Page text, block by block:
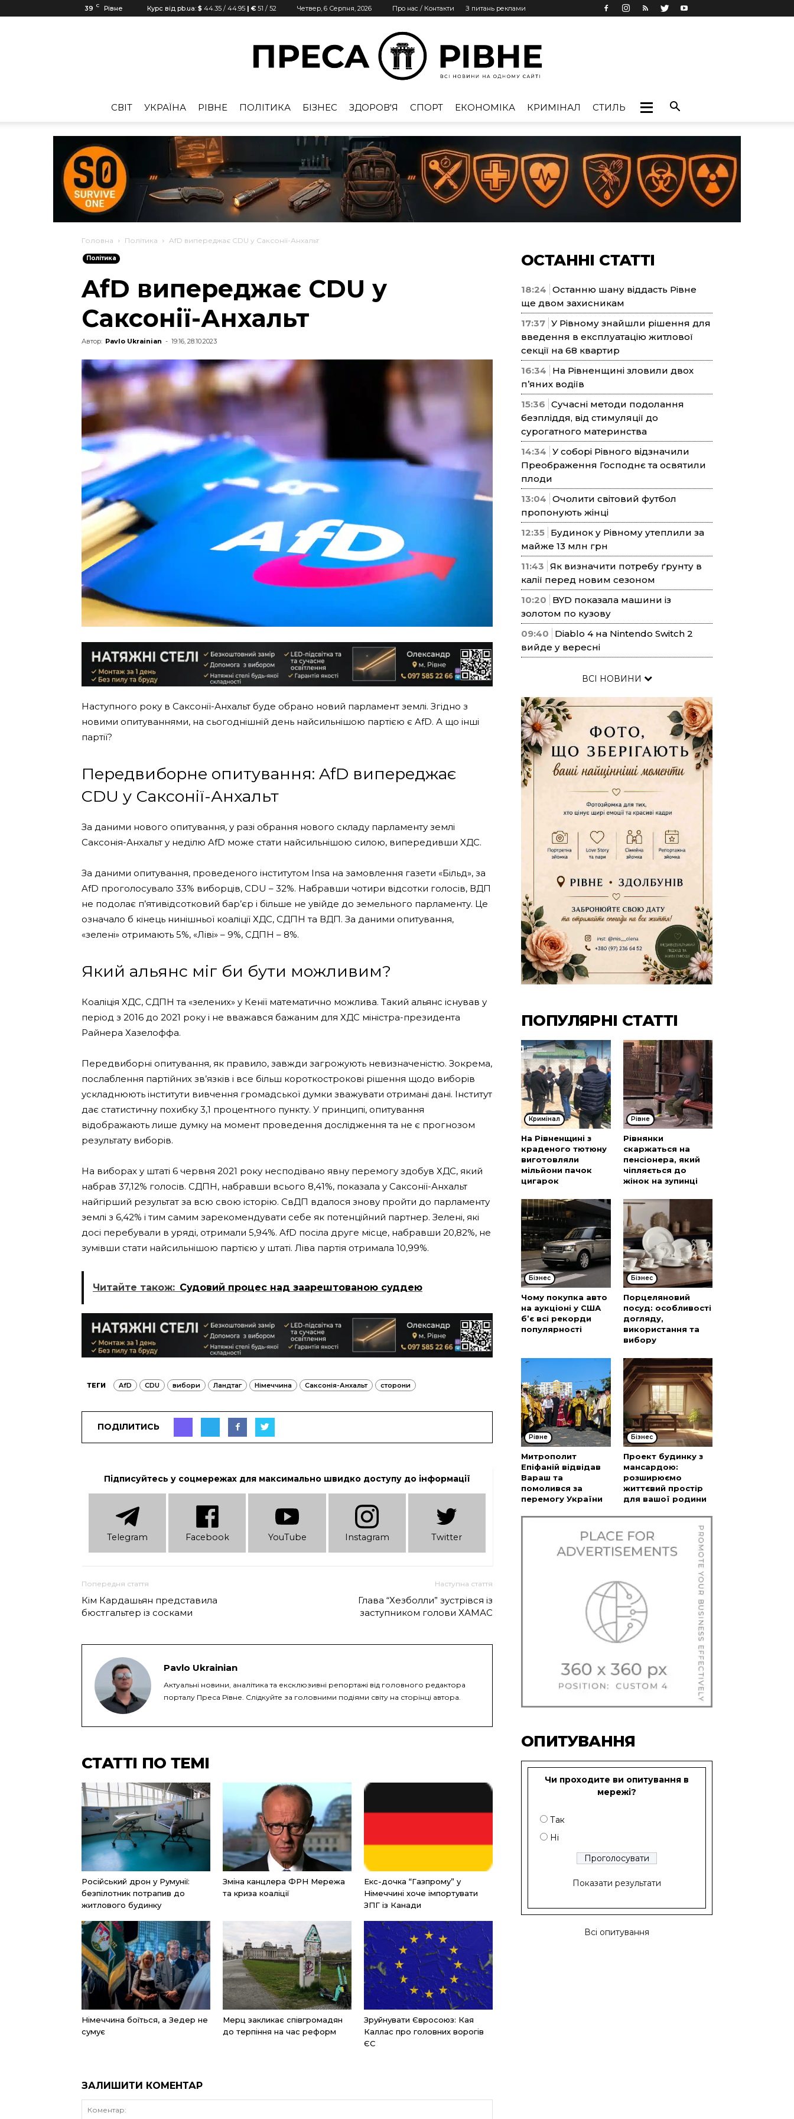
39 C Рівне Курс від pb.ua: $ 44.35 / 44.95 | € 51 / 52 Четвер, 6 Серпня, 2026 Про нас / Контакти З питань реклами
Рівне
CВІТ УКРАЇНА РІВНЕ ПОЛІТИКА БІЗНЕС ЗДОРОВ'Я СПОРТ ЕКОНОМІКА КРИМІНАЛ СТИЛЬ
Головна Політика AfD випереджає CDU у Саксонії-Анхальт
Політика
AfD випереджає CDU у
Саксонії-Анхальт
Автор: Pavlo Ukrainian - 19:16, 28.10.2023
Наступного року в Саксонії-Анхальт буде обрано новий парламент землі. Згідно з
новими опитуваннями, на сьогоднішній день найсильнішою партією є AfD. А що інші
партії?
Передвиборне опитування: AfD випереджає
CDU у Саксонії-Анхальт
За даними нового опитування, у разі обрання нового складу парламенту землі
Саксонія-Анхальт у неділю AfD може стати найсильнішою силою, випередивши ХДС.
За даними опитування, проведеного інститутом Insa на замовлення газети «Більд», за
AfD проголосувало 33% виборців, CDU – 32%. Набравши чотири відсотки голосів, ВДП
не подолає п’ятивідсотковий бар’єр і більше не увійде до земельного парламенту. Це
означало б кінець нинішньої коаліції ХДС, СДПН та ВДП. За даними опитування,
«зелені» отримають 5%, «Ліві» – 9%, СДПН – 8%.
Який альянс міг би бути можливим?
Коаліція ХДС, СДПН та «зелених» у Кенії математично можлива. Такий альянс існував у
період з 2016 до 2021 року і не вважався бажаним для ХДС міністра-президента
Райнера Хазелоффа.
Передвиборні опитування, як правило, завжди загрожують невизначеністю. Зокрема,
послаблення партійних зв’язків і все більш короткострокові рішення щодо виборів
ускладнюють інститути вивчення громадської думки зважувати отримані дані. Інститут
дає статистичну похибку 3,1 процентного пункту. У принципі, опитування
відображають лише думку на момент проведення дослідження та не є прогнозом
результату виборів.
На виборах у штаті 6 червня 2021 року несподівано явну перемогу здобув ХДС, який
набрав 37,12% голосів. СДПН, набравши всього 8,41%, показала у Саксонії-Анхальт
найгірший результат за всю свою історію. СвДП вдалося знову пройти до парламенту
землі з 6,42% і тим самим зарекомендувати себе як потенційний партнер. Зелені, які
досі перебували в уряді, отримали 5,94%. AfD посіла друге місце, набравши 20,82%, не
зумівши стати найсильнішою партією у штаті. Ліва партія отримала 10,99%.
Читайте також: Судовий процес над заарештованою суддею
ТЕГИ AfD CDU вибори Ландтаг Німеччина Саксонія-Анхальт сторони
ПОДІЛИТИСЬ
Підписуйтесь у соцмережах для максимально швидко доступу до інформації
Telеgram Facebook YouTube Instagram Twitter
Попередня стаття
Кім Кардашьян представила
бюстгальтер із сосками
Наступна стаття
Глава “Хезболли” зустрівся із
заступником голови ХАМАС
Pavlo Ukrainian
Актуальні новини, аналітика та ексклюзивні репортажі від головного редактора
порталу Преса Рівне. Слідкуйте за головними подіями світу на сторінці автора.
СТАТТІ ПО ТЕМІ
Російський дрон у Румунії:
безпілотник потрапив до
житлового будинку
Зміна канцлера ФРН Мережа
та криза коаліції
Екс-дочка “Газпрому” у
Німеччині хоче імпортувати
ЗПГ із Канади
Німеччина боїться, а Зедер не
сумує
Мерц закликає співгромадян
до терпіння на час реформ
Зруйнувати Євросоюз: Кая
Каллас про головних ворогів
ЄС
ЗАЛИШИТИ КОМЕНТАР
ОСТАННІ СТАТТІ
18:24 Останню шану віддасть Рівне
ще двом захисникам
17:37 У Рівному знайшли рішення для
введення в експлуатацію житлової
секції на 68 квартир
16:34
На Рівненщині зловили двох
п’яних водіїв
15:36 Сучасні методи подолання
безпліддя, від стимуляції до
сурогатного материнства
14:34 У соборі Рівного відзначили
Преображення Господнє та освятили
плоди
13:04 Очолити світовий футбол
пропонують жінці
12:35 Будинок у Рівному утеплили за
майже 13 млн грн
11:43 Як визначити потребу ґрунту в
калії перед новим сезоном
10:20
BYD показала машини із
золотом по кузову
09:40
Diablo 4 на Nintendo Switch 2
вийде у вересні
ВСІ НОВИНИ
ПОПУЛЯРНІ СТАТТІ
Кримінал
На Рівненщині з
краденого тютюну
виготовляли
мільйони пачок
цигарок
Рівне
Рівнянки
скаржаться на
пенсіонера, який
чіпляється до
жінок на зупинці
Бізнес
Чому покупка авто
на аукціоні у США
б’є всі рекорди
популярності
Бізнес
Порцеляновий
посуд: особливості
догляду,
використання та
вибору
Рівне
Митрополит
Епіфаній відвідав
Вараш та
помолився за
перемогу України
Бізнес
Проект будинку з
мансардою:
розширюємо
життєвий простір
для вашої родини
ОПИТУВАННЯ
Чи проходите ви опитування в
мережі?
Так
Ні
Показати результати
Всі опитування